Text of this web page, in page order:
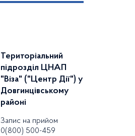
Територіальний
підрозділ ЦНАП
"Віза" ("Центр Дії") у
Довгинцівському
районі
Запис на прийом
0(800) 500-459